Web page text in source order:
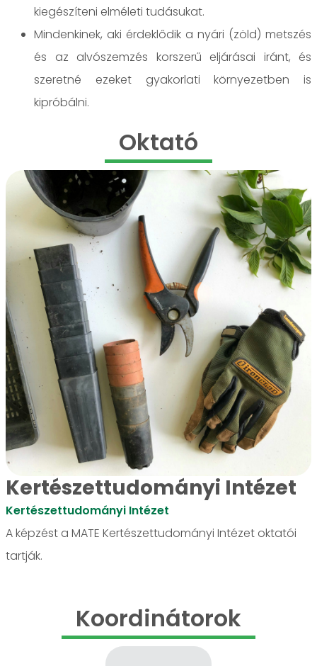
kiegészíteni elméleti tudásukat.
Mindenkinek, aki érdeklődik a nyári (zöld) metszés
és az alvószemzés korszerű eljárásai iránt, és
szeretné ezeket gyakorlati környezetben is
kipróbálni.
Oktató
Kertészettudományi Intézet
Kertészettudományi Intézet
A képzést a MATE Kertészettudományi Intézet oktatói
tartják.
Koordinátorok